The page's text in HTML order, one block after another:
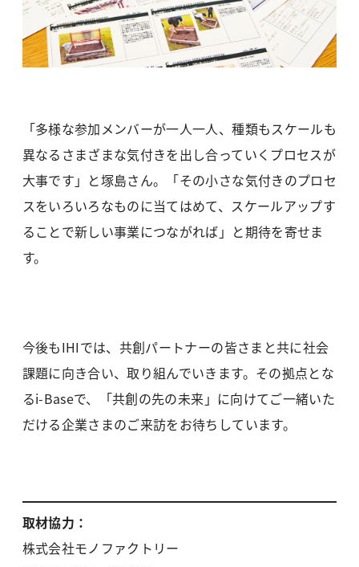
「多様な参加メンバーが一人一人、種類もスケールも
異なるさまざまな気付きを出し合っていくプロセスが
大事です」と塚島さん。「その小さな気付きのプロセ
スをいろいろなものに当てはめて、スケールアップす
ることで新しい事業につながれば」と期待を寄せま
す。
今後もIHIでは、共創パートナーの皆さまと共に社会
課題に向き合い、取り組んでいきます。その拠点とな
るi-Baseで、「共創の先の未来」に向けてご一緒いた
だける企業さまのご来訪をお待ちしています。
取材協力：
株式会社モノファクトリー